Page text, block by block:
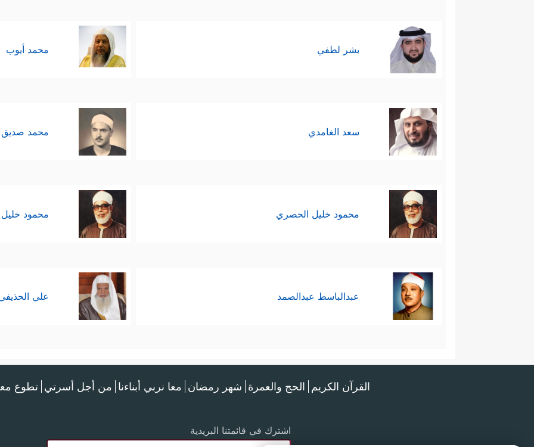
بشر لطفي محمد أيوب
سعد الغامدي محمد صديق
محمود خليل الحصري محمود
عبدالباسط عبدالصمد علي
القرآن الكريم الحج والعمرة شهر رمضان معا نربي أبناءنا من أجل أسرتي تطوع
اشترك في قائمتنا البريدية